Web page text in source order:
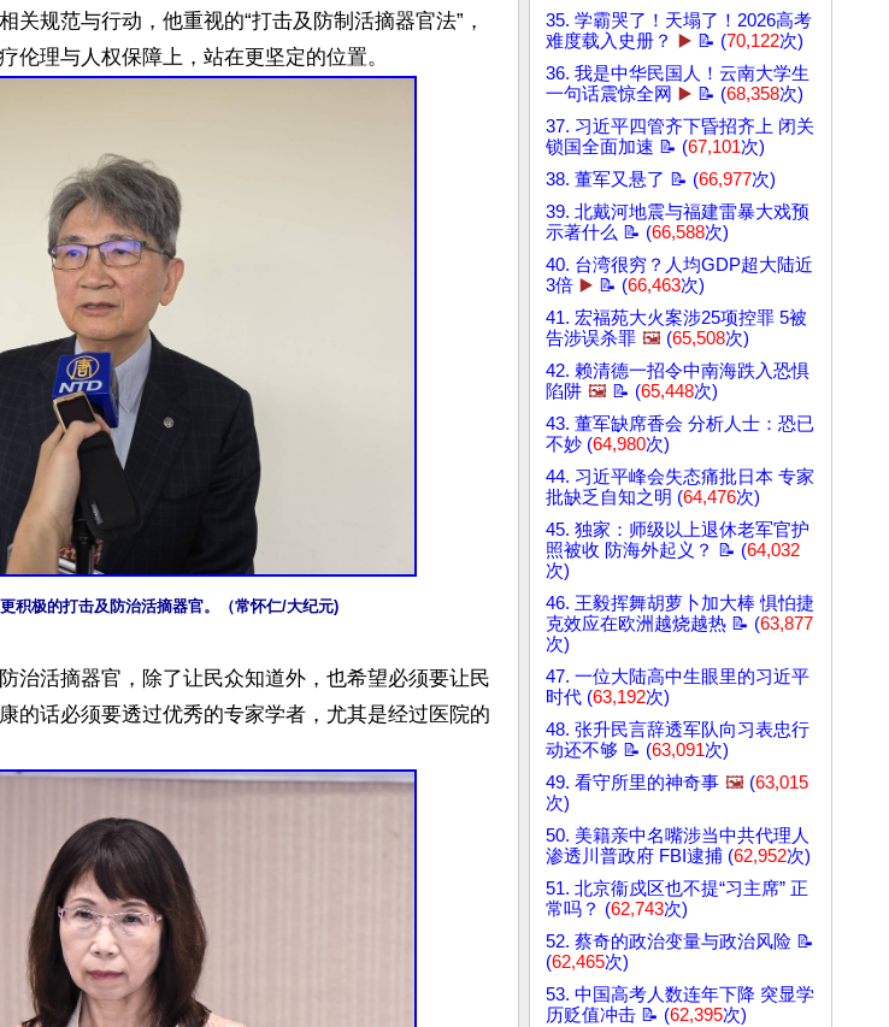
关规范与行动，他重视的“打击及防制活摘器官法”，
积极的打击及防治活摘器官。（常怀仁/大纪元)
治活摘器官，除了让民众知道外，也希望必须要让民
的话必须要透过优秀的专家学者，尤其是经过医院的
35. 学霸哭了！天塌了！2026高考
难度载入史册？
▶️ 📝 (70,122次)
36. 我是中华民国人！云南大学生
一句话震惊全网 ▶️ 📝 (68,358次)
37. 习近平四管齐下昏招齐上 闭关
锁国全面加速 📝 (67,101次)
38. 董军又悬了 📝 (66,977次)
39. 北戴河地震与福建雷暴大戏预
示著什么 📝 (66,588次)
40. 台湾很穷？人均GDP超大陆近
3倍 ▶️ 📝 (66,463次)
41. 宏福苑大火案涉25项控罪 5被
告涉误杀罪 🖼️ (65,508次)
42. 赖清德一招令中南海跌入恐惧
陷阱 🖼️ 📝 (65,448次)
43. 董军缺席香会 分析人士：恐已
不妙 (64,980次)
44. 习近平峰会失态痛批日本 专家
批缺乏自知之明 (64,476次)
45. 独家：师级以上退休老军官护
照被收 防海外起义？ 📝 (64,032
次)
46. 王毅挥舞胡萝卜加大棒 惧怕捷
克效应在欧洲越烧越热 📝 (63,877
次)
47. 一位大陆高中生眼里的习近平
时代 (63,192次)
48. 张升民言辞透军队向习表忠行
动还不够 📝 (63,091次)
49. 看守所里的神奇事 🖼️ (63,015
次)
50. 美籍亲中名嘴涉当中共代理人
渗透川普政府 FBI逮捕 (62,952次)
51. 北京衞戍区也不提“习主席” 正
常吗？ (62,743次)
52. 蔡奇的政治变量与政治风险 📝
(62,465次)
53. 中国高考人数连年下降 突显学
历贬值冲击 📝 (62,395次)